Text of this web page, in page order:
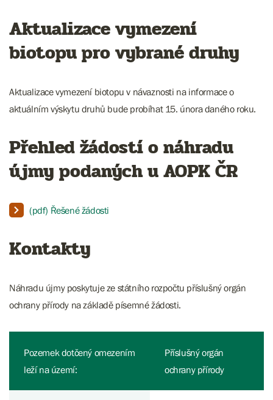
Aktualizace vymezení
biotopu pro vybrané druhy
Aktualizace vymezení biotopu v návaznosti na informace o
aktuálním výskytu druhů bude probíhat 15. února daného roku.
Přehled žádostí o náhradu
újmy podaných u AOPK ČR
(pdf) Řešené žádosti
Kontakty
Náhradu újmy poskytuje ze státního rozpočtu příslušný orgán
ochrany přírody na základě písemné žádosti.
Pozemek dotčený omezením
leží na území:
Příslušný orgán
ochrany přírody